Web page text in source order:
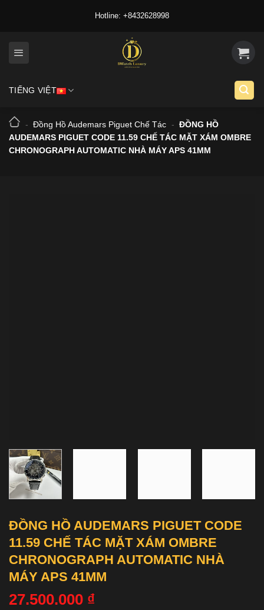
Hotline: +8432628998
TIẾNG VIỆT
- Đồng Hồ Audemars Piguet Chế Tác - ĐỒNG HỒ
AUDEMARS PIGUET CODE 11.59 CHẾ TÁC MẶT XÁM OMBRE
CHRONOGRAPH AUTOMATIC NHÀ MÁY APS 41MM
ĐỒNG HỒ AUDEMARS PIGUET CODE
11.59 CHẾ TÁC MẶT XÁM OMBRE
CHRONOGRAPH AUTOMATIC NHÀ
MÁY APS 41MM
27.500.000 ₫